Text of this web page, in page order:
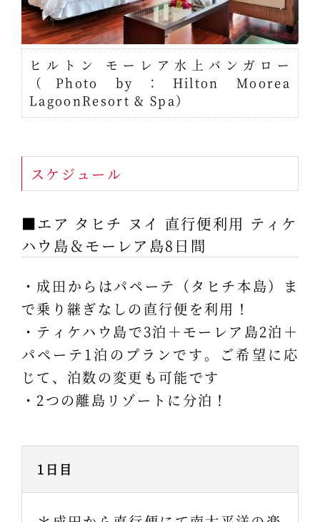
ヒルトン モーレア水上バンガロー
（Photo by：Hilton Moorea
LagoonResort & Spa）
スケジュール
■エア タヒチ ヌイ 直行便利用 ティケ
ハウ島＆モーレア島8日間
・成田からはパペーテ（タヒチ本島）ま
で乗り継ぎなしの直行便を利用！
・ティケハウ島で3泊＋モーレア島2泊＋
パペーテ1泊のプランです。ご希望に応
じて、泊数の変更も可能です
・2つの離島リゾートに分泊！
1日目